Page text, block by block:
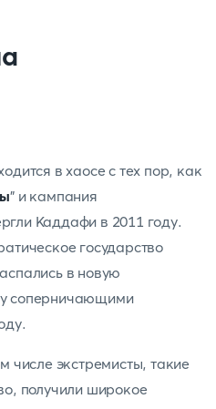
в хаосе с тех пор, как
" и кампания
Каддафи в 2011 году.
государство
в новую
соперничающими
числе экстремисты, такие
получили широкое